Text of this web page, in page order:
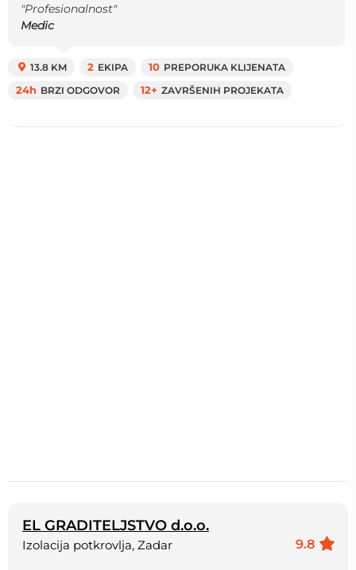
"Profesionalnost"
Medic
13.8 KM 2 EKIPA 10 PREPORUKA KLIJENATA
24h BRZI ODGOVOR 12+ ZAVRŠENIH PROJEKATA
EL GRADITELJSTVO d.o.o.
9.8
Izolacija potkrovlja, Zadar